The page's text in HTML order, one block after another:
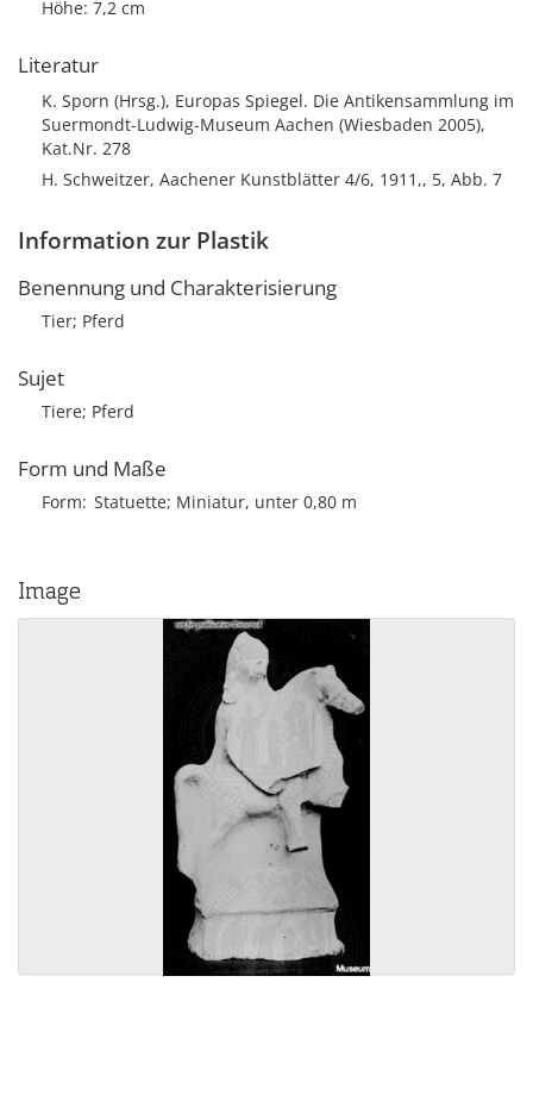
Höhe: 7,2 cm
Literatur
K. Sporn (Hrsg.), Europas Spiegel. Die Antikensammlung im
Suermondt-Ludwig-Museum Aachen (Wiesbaden 2005),
Kat.Nr. 278
H. Schweitzer, Aachener Kunstblätter 4/6, 1911,, 5, Abb. 7
Information zur Plastik
Benennung und Charakterisierung
Tier; Pferd
Sujet
Tiere; Pferd
Form und Maße
Form Statuette; Miniatur, unter 0,80 m
Image